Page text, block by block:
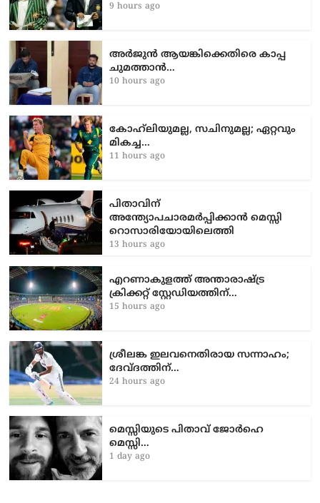
9 hours ago
അർജുൻ ആയങ്കിക്കെതിരെ കാപ്പ
ചുമത്താൻ…
10 hours ago
കോഹ്‌ലിയുമല്ല, സചിനുമല്ല; ഏറ്റവും
മികച്ച…
11 hours ago
പിതാവിന്
അന്ത്യോപചാരമർപ്പിക്കാൻ മെസ്സി
റൊസാരിയോയിലെത്തി
13 hours ago
എറണാകുളത്ത് അന്താരാഷ്ട്ര
ക്രിക്കറ്റ് സ്റ്റേഡിയത്തിന്…
15 hours ago
ശ്രീലങ്ക ഇലവനെതിരായ സന്നാഹം;
ദേവ്ദത്തിന്…
24 hours ago
മെസ്സിയുടെ പിതാവ് ജോർഹെ
മെസ്സി…
1 day ago